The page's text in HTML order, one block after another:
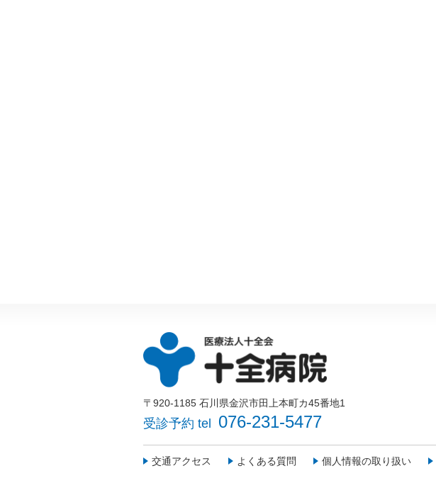
〒920-1185 石川県金沢市田上本町カ45番地1
受診予約 tel 076-231-5477
交通アクセス よくある質問 個人情報の取り扱い